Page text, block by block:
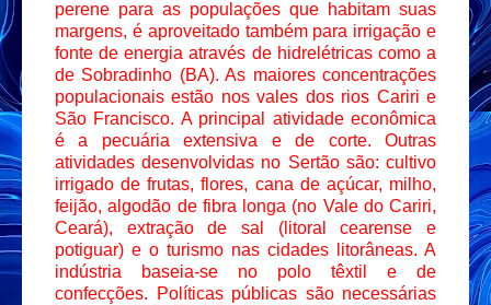
perene para as populações que habitam suas
margens, é aproveitado também para irrigação e
fonte de energia através de hidrelétricas como a
de Sobradinho (BA). As maiores concentrações
populacionais estão nos vales dos rios Cariri e
São Francisco. A principal atividade econômica
é a pecuária extensiva e de corte. Outras
atividades desenvolvidas no Sertão são: cultivo
irrigado de frutas, flores, cana de açúcar, milho,
feijão, algodão de fibra longa (no Vale do Cariri,
Ceará), extração de sal (litoral cearense e
potiguar) e o turismo nas cidades litorâneas. A
indústria baseia-se no polo têxtil e de
confecções. Políticas públicas são necessárias